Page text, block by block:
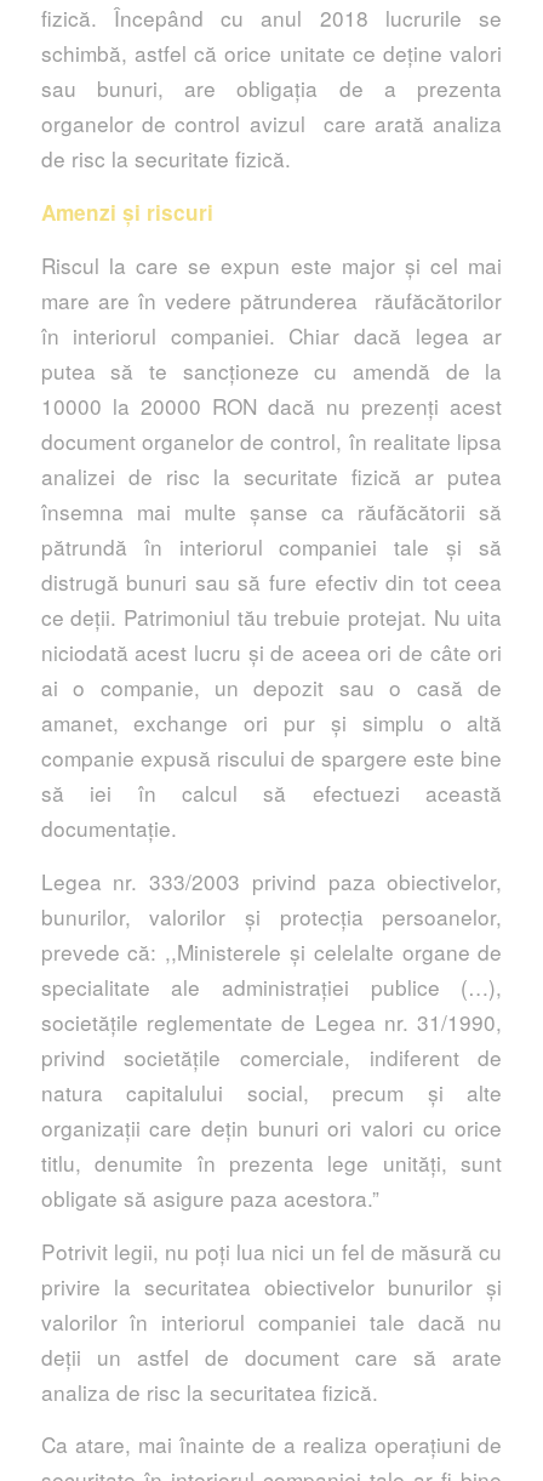
fizică. Începând cu anul 2018 lucrurile se
schimbă, astfel că orice unitate ce deține valori
sau bunuri, are obligația de a prezenta
organelor de control avizul care arată analiza
de risc la securitate fizică.
Amenzi și riscuri
Riscul la care se expun este major și cel mai
mare are în vedere pătrunderea răufăcătorilor
în interiorul companiei. Chiar dacă legea ar
putea să te sancționeze cu amendă de la
10000 la 20000 RON dacă nu prezenți acest
document organelor de control, în realitate lipsa
analizei de risc la securitate fizică ar putea
însemna mai multe șanse ca răufăcătorii să
pătrundă în interiorul companiei tale și să
distrugă bunuri sau să fure efectiv din tot ceea
ce deţii. Patrimoniul tău trebuie protejat. Nu uita
niciodată acest lucru și de aceea ori de câte ori
ai o companie, un depozit sau o casă de
amanet, exchange ori pur și simplu o altă
companie expusă riscului de spargere este bine
să iei în calcul să efectuezi această
documentație.
Legea nr. 333/2003 privind paza obiectivelor,
bunurilor, valorilor și protecția persoanelor,
prevede că: ,,Ministerele și celelalte organe de
specialitate ale administrației publice (…),
societățile reglementate de Legea nr. 31/1990,
privind societățile comerciale, indiferent de
natura capitalului social, precum și alte
organizații care dețin bunuri ori valori cu orice
titlu, denumite în prezenta lege unități, sunt
obligate să asigure paza acestora.”
Potrivit legii, nu poți lua nici un fel de măsură cu
privire la securitatea obiectivelor bunurilor și
valorilor în interiorul companiei tale dacă nu
deții un astfel de document care să arate
analiza de risc la securitatea fizică.
Ca atare, mai înainte de a realiza operațiuni de